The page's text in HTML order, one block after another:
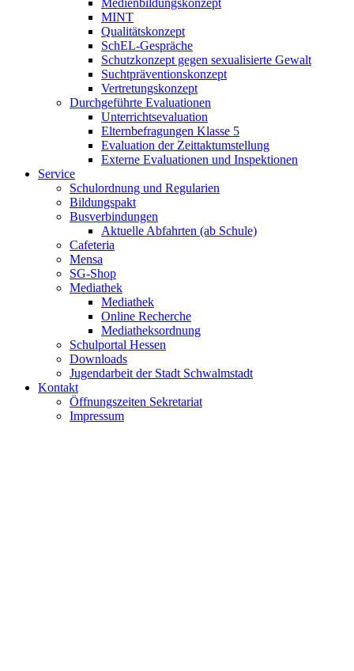
Medienbildungskonzept
MINT
Qualitätskonzept
SchEL-Gespräche
Schutzkonzept gegen sexualisierte Gewalt
Suchtpräventionskonzept
Vertretungskonzept
Durchgeführte Evaluationen
Unterrichtsevaluation
Elternbefragungen Klasse 5
Evaluation der Zeittaktumstellung
Externe Evaluationen und Inspektionen
Service
Schulordnung und Regularien
Bildungspakt
Busverbindungen
Aktuelle Abfahrten (ab Schule)
Cafeteria
Mensa
SG-Shop
Mediathek
Mediathek
Online Recherche
Mediatheksordnung
Schulportal Hessen
Downloads
Jugendarbeit der Stadt Schwalmstadt
Kontakt
Öffnungszeiten Sekretariat
Impressum